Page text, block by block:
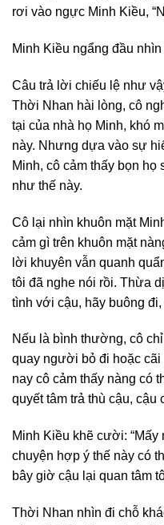
rơi vào ngực Minh Kiều,
Minh Kiều ngẩng đầu
Câu trả lời chiếu lệ như
Thời Nhan hài lòng, cô
tại của nhà họ Minh, khó
này. Nhưng dựa vào sự
Minh, cô cảm thấy bọn
như thế này.
Cô lại nhìn khuôn mặt
cảm gì trên khuôn mặt
lời khuyên vẫn quanh
tôi đã nghe nói rồi. Thừa
tình với cậu, hãy buông
Nếu là bình thường, cô
quay người bỏ đi hoặc
nay cô cảm thấy nàng có
quyết tâm trả thù cậu, cậu
Minh Kiều khẽ cười: “Mấy
chuyện hợp ý thế này có
bây giờ cậu lại quan tâm
Thời Nhan nhìn đi chỗ